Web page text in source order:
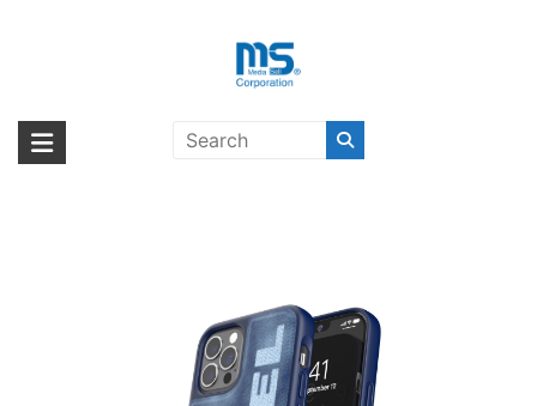
海外輸入ブランド商品｜株式会社
海外事業部が取り揃えている海外輸入商品には、日本では珍しい「海外ブ
ランド」をはじめ「ユニークな商品」「機能的な商品」「コストパフォー
Denim Case SS21 iPhone 12 / 12